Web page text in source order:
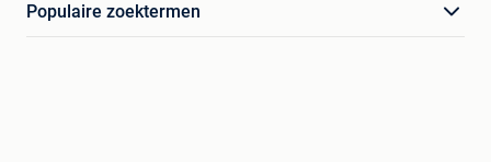
Populaire zoektermen